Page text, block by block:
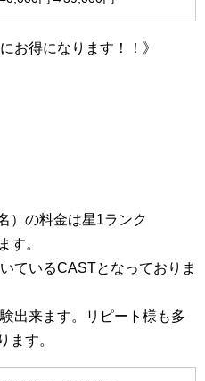
お得になります！！》
）の料金は星1ランク
す。
ているCASTとなっておりま
出来ます。リピート様も多
ます。